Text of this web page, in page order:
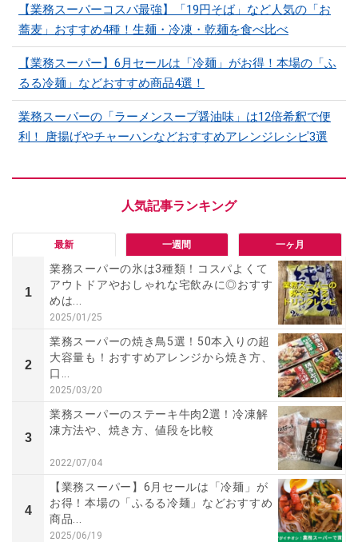
【業務スーパーコスパ最強】「19円そば」など人気の「お
蕎麦」おすすめ4種！生麺・冷凍・乾麺を食べ比べ
【業務スーパー】6月セールは「冷麺」がお得！本場の「ふ
るる冷麺」などおすすめ商品4選！
業務スーパーの「ラーメンスープ醤油味」は12倍希釈で便
利！ 唐揚げやチャーハンなどおすすめアレンジレシピ3選
最新 一週間 一ヶ月
1
業務スーパーの氷は3種類！コスパよくて
アウトドアやおしゃれな宅飲みに◎おすす
めは...
2025/01/25
2
業務スーパーの焼き鳥5選！50本入りの超
大容量も！おすすめアレンジから焼き方、
口...
2025/03/20
3
業務スーパーのステーキ牛肉2選！冷凍解
凍方法や、焼き方、値段を比較
2022/07/04
4
【業務スーパー】6月セールは「冷麺」が
お得！本場の「ふるる冷麺」などおすすめ
商品...
2025/06/19